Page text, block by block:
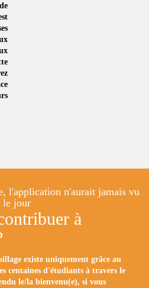
l'application n'aurait jamais vu
le jour
à
existe uniquement grâce au
centaines d'étudiants à travers le
le/la bienvenu(e), si vous